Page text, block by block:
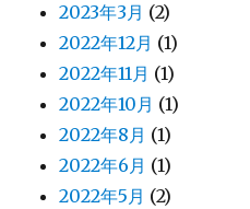
2023年3月 (2)
2022年12月 (1)
2022年11月 (1)
2022年10月 (1)
2022年8月 (1)
2022年6月 (1)
2022年5月 (2)